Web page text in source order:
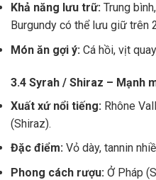
Khả năng lưu trữ: Trung
Burgundy có thể lưu giữ trên
Món ăn gợi ý: Cá hồi, vịt
3.4 Syrah / Shiraz – Mạnh
Xuất xứ nổi tiếng: Rhône
(Shiraz).
Đặc điểm: Vỏ dày, tannin
Phong cách rượu: Ở Pháp